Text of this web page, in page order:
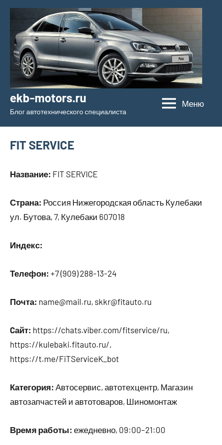
Перейти
содержимому
ekb-motors.ru
Блог автотехнического специалиста
Меню
FIT SERVICE
Название: FIT SERVICE
Страна: Россия Нижегородская область Кулебаки
ул. Бутова, 7, Кулебаки 607018
Индекс:
Телефон: +7 (909) 288-13-24
Почта: name@mail.ru, skkr@fitauto.ru
Cайт: https://chats.viber.com/fitservice/ru,
https://kulebaki.fitauto.ru/,
https://t.me/FiTServiceK_bot
Категория: Автосервис, автотехцентр, Магазин
автозапчастей и автотоваров, Шиномонтаж
Время работы: ежедневно, 09:00–21:00